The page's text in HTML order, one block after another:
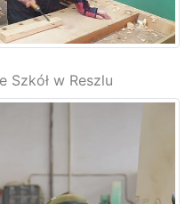
Szkół w Reszlu